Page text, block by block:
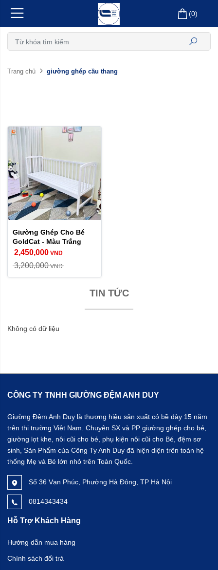
(0)
Trang chủ giường ghép cầu thang
Giường Ghép Cho Bé
GoldCat - Màu Trắng
2,450,000 VND
3,200,000 VND
TIN TỨC
Không có dữ liệu
CÔNG TY TNHH GIƯỜNG ĐỆM ANH DUY
Giường Đệm Anh Duy là thương hiệu sản xuất có bề dày 15 năm
trên thị trường Việt Nam. Chuyên SX và PP giường ghép cho bé,
giường lọt khe, nôi cũi cho bé, phụ kiện nôi cũi cho Bé, đệm sơ
sinh, Sản Phẩm của Công Ty Anh Duy đã hiện diện trên toàn hệ
thống Mẹ và Bé lớn nhỏ trên Toàn Quốc.
Số 36 Vạn Phúc, Phường Hà Đông, TP Hà Nội
0814343434
Hỗ Trợ Khách Hàng
Hướng dẫn mua hàng
Chính sách đổi trả